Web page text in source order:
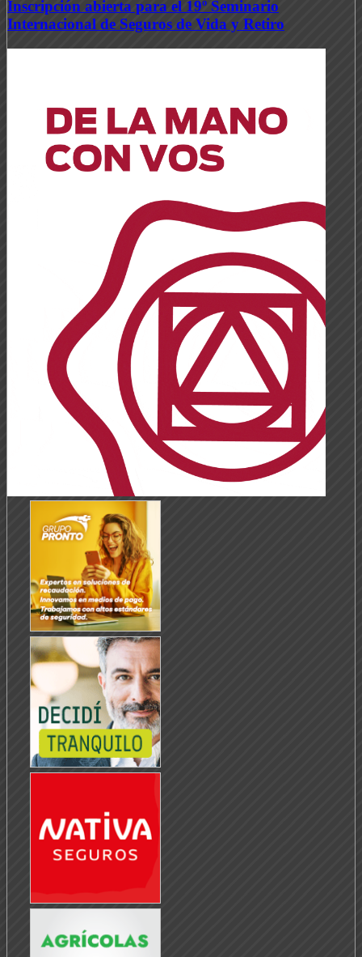
Inscripción abierta para el 19º Seminario
Internacional de Seguros de Vida y Retiro